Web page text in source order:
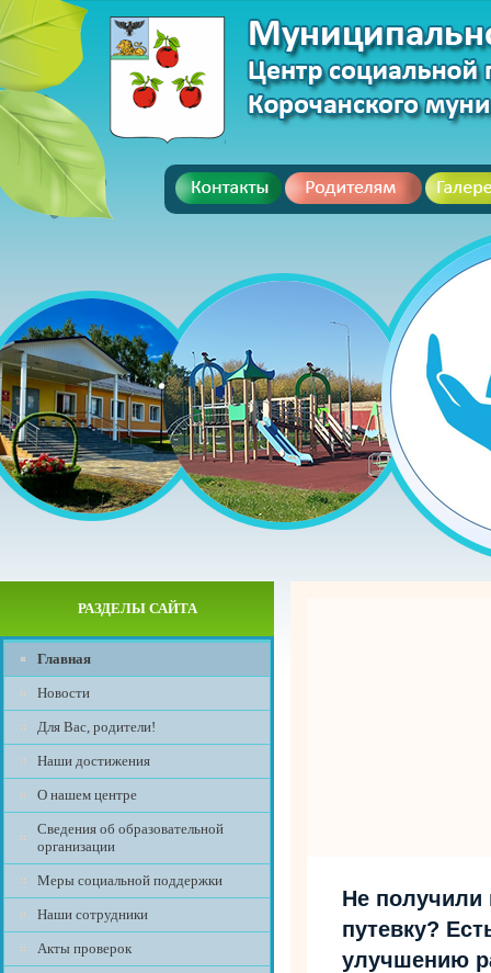
РАЗДЕЛЫ САЙТА
Главная
Новости
Для Вас, родители!
Наши достижения
О нашем центре
Сведения об образовательной
организации
Меры социальной поддержки
Наши сотрудники
Акты проверок
Не получили
путевку?
улучшению